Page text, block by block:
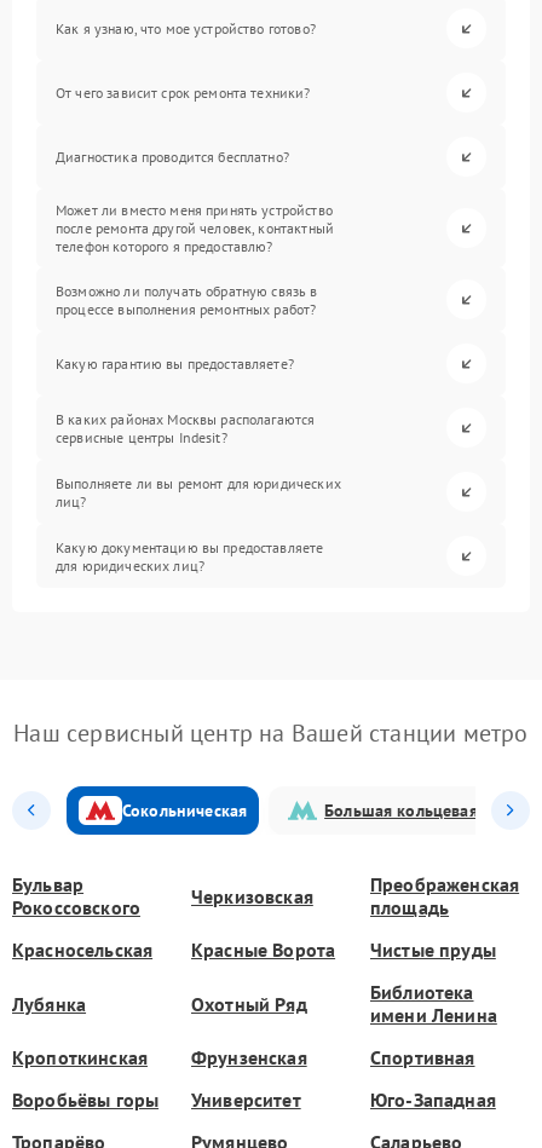
Как я узнаю, что мое устройство готово?
От чего зависит срок ремонта техники?
Диагностика проводится бесплатно?
Может ли вместо меня принять устройство
после ремонта другой человек, контактный
телефон которого я предоставлю?
Возможно ли получать обратную связь в
процессе выполнения ремонтных работ?
Какую гарантию вы предоставляете?
В каких районах Москвы располагаются
сервисные центры Indesit?
Выполняете ли вы ремонт для юридических
лиц?
Какую документацию вы предоставляете
для юридических лиц?
Наш сервисный центр на Вашей станции метро
Сокольническая Большая кольцевая
Бульвар
Рокоссовского
Черкизовская
Преображенская
площадь
Красносельская
Красные Ворота Чистые пруды
Лубянка Охотный Ряд
Библиотека
имени Ленина
Кропоткинская
Фрунзенская
Спортивная
Воробьёвы горы
Университет
Юго-Западная
Тропарёво
Румянцево Саларьево